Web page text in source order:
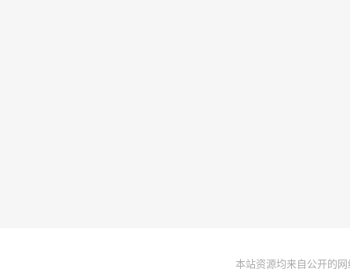
本站资源均来自公开的